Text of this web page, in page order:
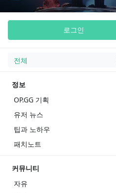
로그인
전체
정보
OP.GG 기획
유저 뉴스
팁과 노하우
패치노트
커뮤니티
자유